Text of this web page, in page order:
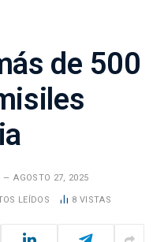
de 500
AGOSTO 27, 2025
LEÍDOS 8 VISTAS